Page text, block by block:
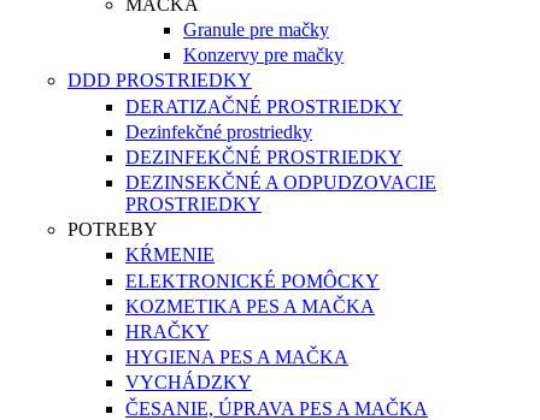
Granule pre mačky
Konzervy pre mačky
DDD PROSTRIEDKY
DERATIZAČNÉ PROSTRIEDKY
Dezinfekčné prostriedky
DEZINFEKČNÉ PROSTRIEDKY
DEZINSEKČNÉ A ODPUDZOVACIE
PROSTRIEDKY
POTREBY
KŔMENIE
ELEKTRONICKÉ POMÔCKY
KOZMETIKA PES A MAČKA
HRAČKY
HYGIENA PES A MAČKA
VYCHÁDZKY
ČESANIE, ÚPRAVA PES A MAČKA